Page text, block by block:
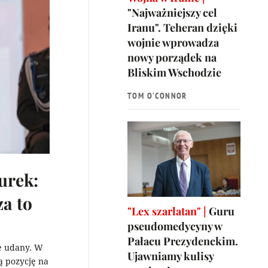
to
udany. W
pozycję na
"Najważniejszy cel
Iranu". Teheran dzięki
wojnie wprowadza
nowy porządek na
Bliskim Wschodzie
TOM O’CONNOR
"Lex szarlatan" | Guru
pseudomedycyny w
Pałacu Prezydenckim.
Ujawniamy kulisy